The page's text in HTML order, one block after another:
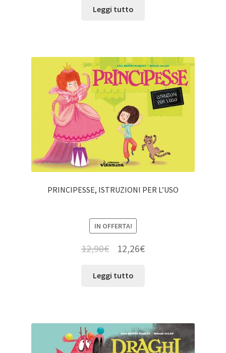
Leggi tutto
PRINCIPESSE, ISTRUZIONI PER L’USO
IN OFFERTA!
12,90€ 12,26€
Leggi tutto